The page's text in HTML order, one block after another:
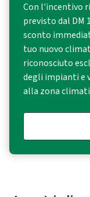
Con l'incentivo
previsto dal DM
sconto
tuo nuovo
riconosciuto
degli impianti e
alla zona